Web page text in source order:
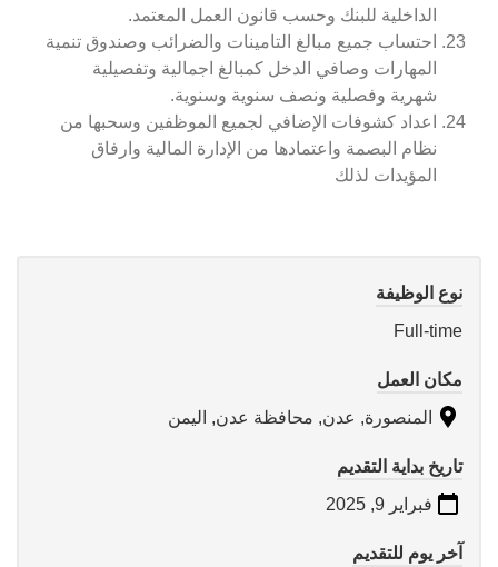
الداخلية للبنك وحسب قانون العمل المعتمد.
احتساب جميع مبالغ التامينات والضرائب وصندوق تنمية
المهارات وصافي الدخل كمبالغ اجمالية وتفصيلية
شهرية وفصلية ونصف سنوية وسنوية.
اعداد كشوفات الإضافي لجميع الموظفين وسحبها من
نظام البصمة واعتمادها من الإدارة المالية وارفاق
المؤيدات لذلك
نوع الوظيفة
Full-time
مكان العمل
المنصورة, عدن, محافظة عدن, اليمن
تاريخ بداية التقديم
فبراير 9, 2025
آخر يوم للتقديم